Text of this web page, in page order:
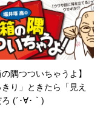
の隅つついちゃうよ】
きり」ときたら「見え
(´･∀･｀)